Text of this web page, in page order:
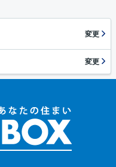
変更
変更